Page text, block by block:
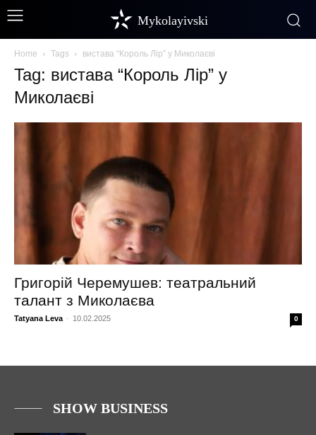
Mykolayivski
Home Tags вистава “Король Лір” у Миколаєві
Tag: вистава “Король Лір” у
Миколаєві
Григорій Черемушев: театральний
талант з Миколаєва
Tatyana Leva - 10.02.2025 0
SHOW BUSINESS